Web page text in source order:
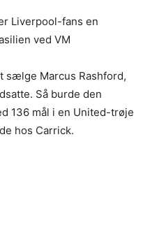
Liverpool-fans en
ved VM
sælge Marcus Rashford,
Så burde den
136 mål i en United-trøje
hos Carrick.